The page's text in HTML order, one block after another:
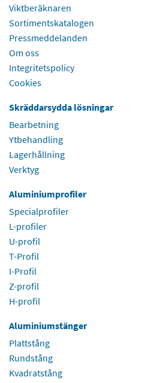
Viktberäknaren
Sortimentskatalogen
Pressmeddelanden
Om oss
Integritetspolicy
Cookies
Skräddarsydda lösningar
Bearbetning
Ytbehandling
Lagerhållning
Verktyg
Aluminiumprofiler
Specialprofiler
L-profiler
U-profil
T-Profil
I-Profil
Z-profil
H-profil
Aluminiumstänger
Plattstång
Rundstång
Kvadratstång